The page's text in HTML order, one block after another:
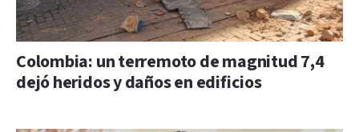
Colombia: un terremoto de magnitud 7,4
dejó heridos y daños en edificios